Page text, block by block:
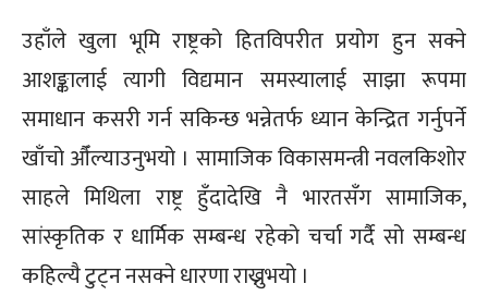
उहाँले खुला भूमि राष्ट्रको हितविपरीत प्रयोग हुन सक्ने
आशङ्कालाई त्यागी विद्यमान समस्यालाई साझा रूपमा
समाधान कसरी गर्न सकिन्छ भन्नेतर्फ ध्यान केन्द्रित गर्नुपर्ने
खाँचो औँल्याउनुभयो । सामाजिक विकासमन्त्री नवलकिशोर
साहले मिथिला राष्ट्र हुँदादेखि नै भारतसँग सामाजिक,
सांस्कृतिक र धार्मिक सम्बन्ध रहेको चर्चा गर्दै सो सम्बन्ध
कहिल्यै टुट्न नसक्ने धारणा राख्नुभयो ।